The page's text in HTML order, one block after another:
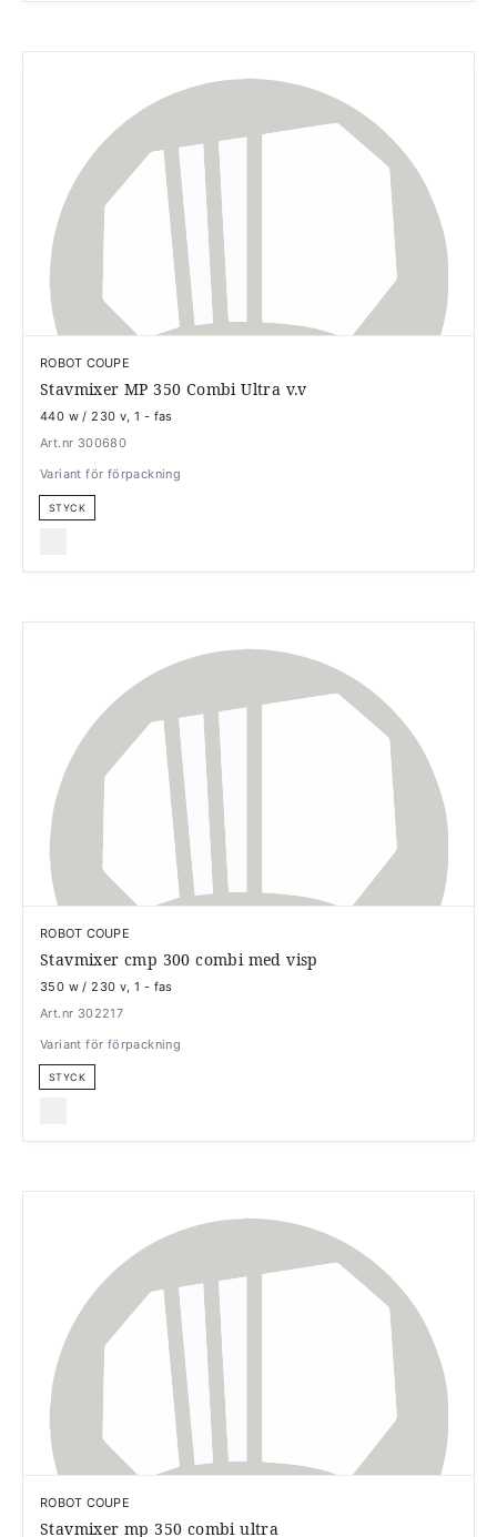
ROBOT COUPE
Stavmixer MP 350 Combi Ultra v.v
440 w / 230 v, 1 - fas
Art.nr 300680
Variant för förpackning
STYCK
ROBOT COUPE
Stavmixer cmp 300 combi med visp
350 w / 230 v, 1 - fas
Art.nr 302217
Variant för förpackning
STYCK
ROBOT COUPE
Stavmixer mp 350 combi ultra